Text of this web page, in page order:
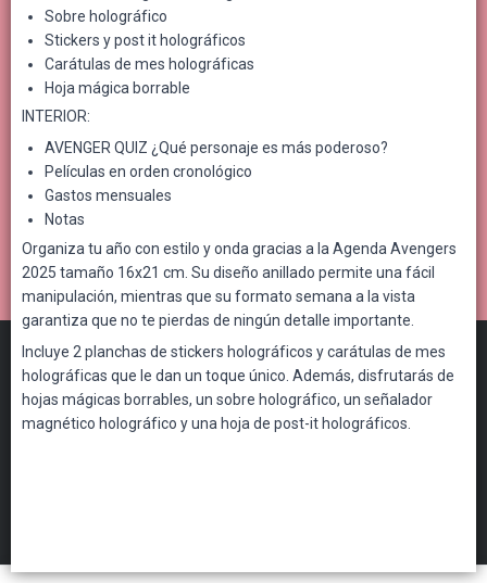
Sobre holográfico
Stickers y post it holográficos
Carátulas de mes holográficas
Hoja mágica borrable
INTERIOR:
AVENGER QUIZ ¿Qué personaje es más poderoso?
Películas en orden cronológico
Gastos mensuales
Notas
Organiza tu año con estilo y onda gracias a la Agenda Avengers
2025 tamaño 16x21 cm. Su diseño anillado permite una fácil
manipulación, mientras que su formato semana a la vista
garantiza que no te pierdas de ningún detalle importante.
Incluye 2 planchas de stickers holográficos y carátulas de mes
holográficas que le dan un toque único. Además, disfrutarás de
hojas mágicas borrables, un sobre holográfico, un señalador
magnético holográfico y una hoja de post-it holográficos.
Lista vacía